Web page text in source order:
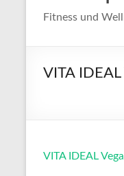
Fitness und
VITA
VITA IDEAL